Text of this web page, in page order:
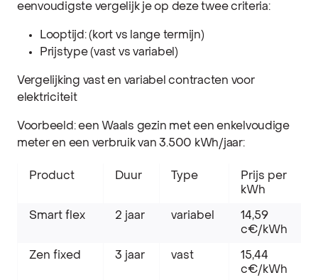
eenvoudigste vergelijk je op deze twee criteria:
Looptijd: (kort vs lange termijn)
Prijstype (vast vs variabel)
Vergelijking vast en variabel contracten voor
elektriciteit
Voorbeeld: een Waals gezin met een enkelvoudige
meter en een verbruik van 3.500 kWh/jaar:
Product Duur Type
Prijs per
kWh
Smart flex 2 jaar variabel
14,59
c€/kWh
Zen fixed 3 jaar vast
15,44
c€/kWh